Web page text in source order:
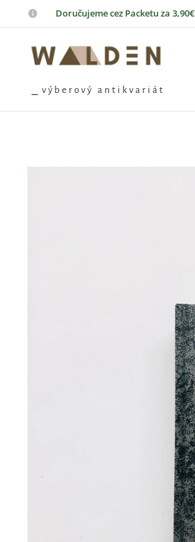
Doručujeme cez Packetu za 3,90€
⎯ v ý b e r o v ý a n t i k v a r i á t